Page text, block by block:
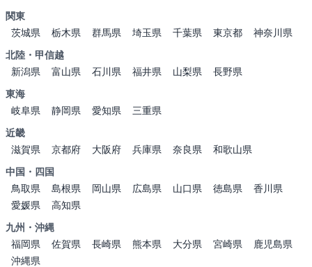
関東
茨城県
栃木県 群馬県 埼玉県 千葉県 東京都
神奈川県
北陸・甲信越
新潟県
富山県 石川県 福井県 山梨県
長野県
東海
岐阜県
静岡県 愛知県
三重県
近畿
滋賀県
京都府 大阪府 兵庫県 奈良県
和歌山県
中国・四国
鳥取県
島根県 岡山県 広島県 山口県 徳島県
香川県
愛媛県
高知県
九州・沖縄
福岡県
佐賀県 長崎県 熊本県 大分県 宮崎県
鹿児島県
沖縄県